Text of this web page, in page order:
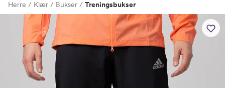
Lagt i kurven, utmerket valg! Til kassen
Herre Klær Bukser Treningsbukser